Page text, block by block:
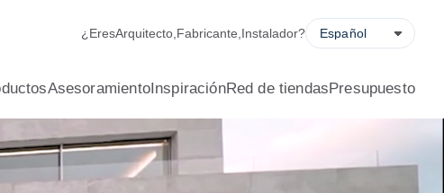
calculadora de ahorro energético, solicitud de presupuesto y
¿EresArquitecto Fabricante Instalador?
AsesoramientoInspiraciónRed de tiendasPresupuesto